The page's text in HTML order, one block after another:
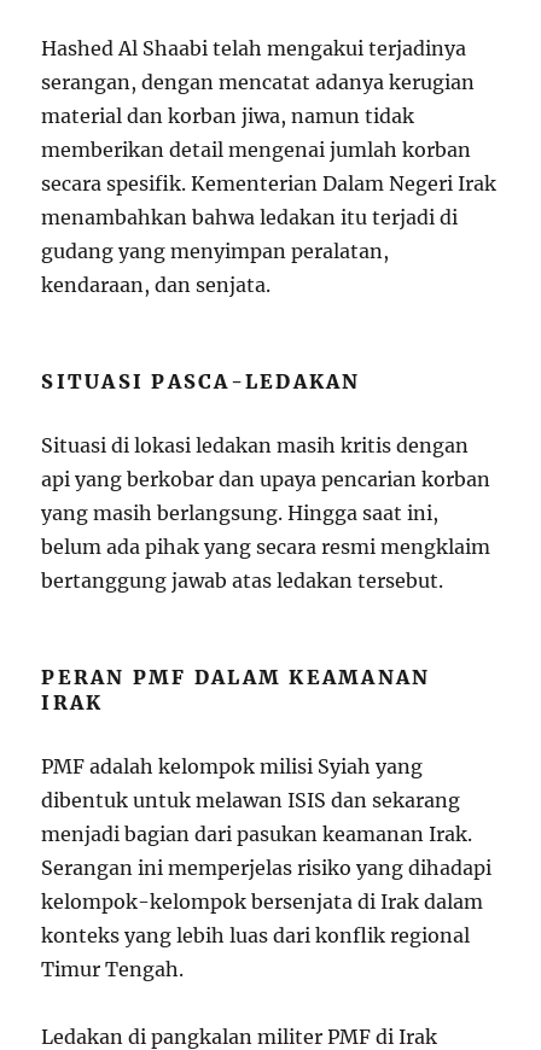
Hashed Al Shaabi telah mengakui terjadinya
serangan, dengan mencatat adanya kerugian
material dan korban jiwa, namun tidak
memberikan detail mengenai jumlah korban
secara spesifik. Kementerian Dalam Negeri Irak
menambahkan bahwa ledakan itu terjadi di
gudang yang menyimpan peralatan,
kendaraan, dan senjata.
SITUASI PASCA-LEDAKAN
Situasi di lokasi ledakan masih kritis dengan
api yang berkobar dan upaya pencarian korban
yang masih berlangsung. Hingga saat ini,
belum ada pihak yang secara resmi mengklaim
bertanggung jawab atas ledakan tersebut.
PERAN PMF DALAM KEAMANAN
IRAK
PMF adalah kelompok milisi Syiah yang
dibentuk untuk melawan ISIS dan sekarang
menjadi bagian dari pasukan keamanan Irak.
Serangan ini memperjelas risiko yang dihadapi
kelompok-kelompok bersenjata di Irak dalam
konteks yang lebih luas dari konflik regional
Timur Tengah.
Ledakan di pangkalan militer PMF di Irak